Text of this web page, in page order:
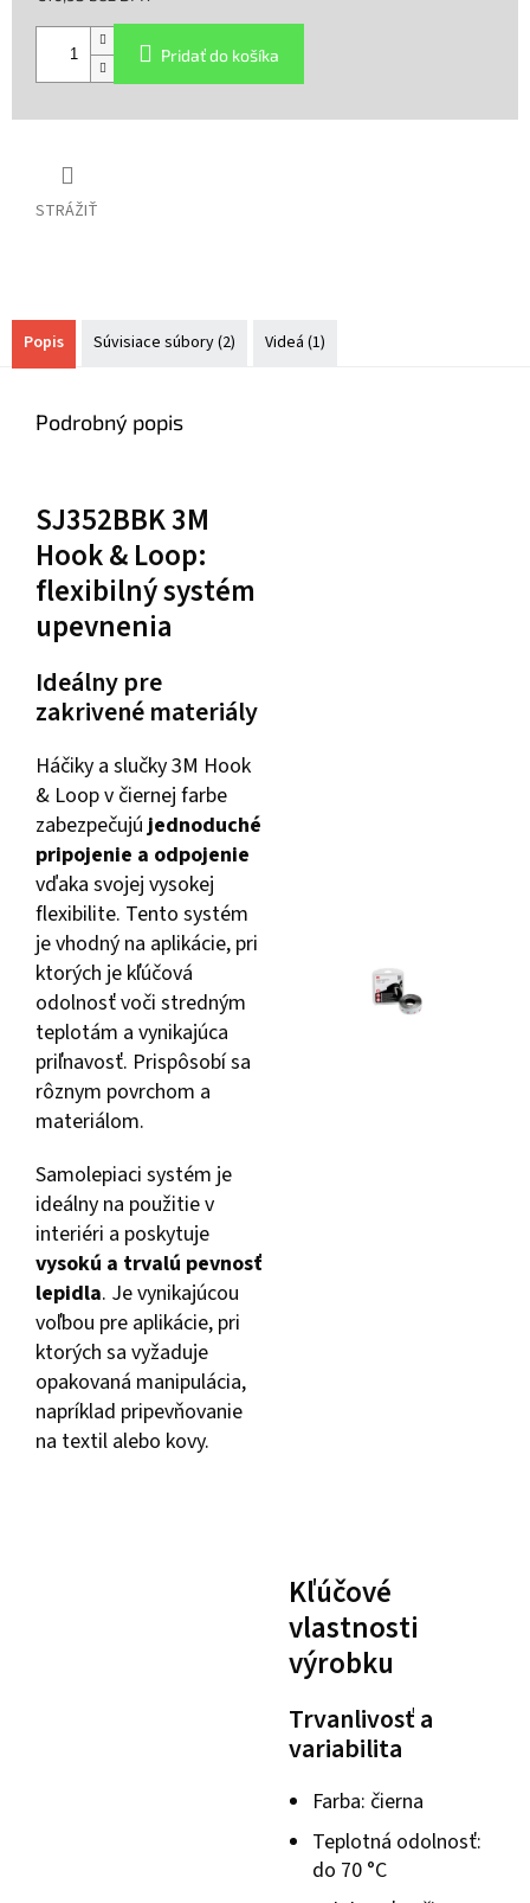
STRÁŽIŤ
Pridať do košíka
Popis Súvisiace súbory (2) Videá (1)
Podrobný popis
SJ352BBK 3M
Hook & Loop:
flexibilný systém
upevnenia
Ideálny pre
zakrivené materiály
Háčiky a slučky 3M Hook
& Loop v čiernej farbe
zabezpečujújednoduché
pripojenie a odpojenie
vďaka svojej vysokej
flexibilite. Tento systém
je vhodný na aplikácie, pri
ktorých je kľúčová
odolnosť voči stredným
teplotám a vynikajúca
priľnavosť. Prispôsobí sa
rôznym povrchom a
materiálom.
Samolepiaci systém je
ideálny na použitie v
interiéri a poskytuje
vysokú a trvalú pevnosť
lepidla. Je vynikajúcou
voľbou pre aplikácie, pri
ktorých sa vyžaduje
opakovaná manipulácia,
napríklad pripevňovanie
na textil alebo kovy.
Kľúčové
vlastnosti
výrobku
Trvanlivosť a
variabilita
Farba: čierna
Teplotná odolnosť:
do 70 °C